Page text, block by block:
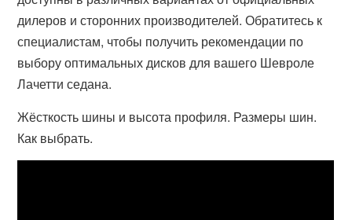
дилеров и сторонних производителей. Обратитесь к
специалистам, чтобы получить рекомендации по
выбору оптимальных дисков для вашего Шевроле
Лачетти седана.
Жёсткость шины и высота профиля. Размеры шин.
Как выбрать.